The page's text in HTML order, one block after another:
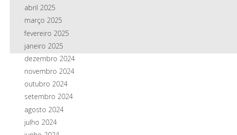
abril 2025
março 2025
fevereiro 2025
janeiro 2025
dezembro 2024
novembro 2024
outubro 2024
setembro 2024
agosto 2024
julho 2024